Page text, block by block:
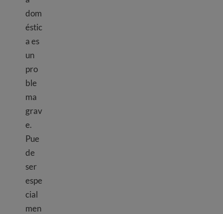
dom
éstic
a es
un
pro
ble
ma
grav
e.
Pue
de
ser
espe
cial
men